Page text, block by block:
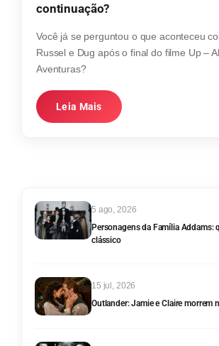
continuação?
Você já se perguntou o que aconteceu
Russel e Dug após o final do filme Up –
Aventuras?
Leia Mais
Personagens da Família Addams:
clássico
5 ago, 2026
Outlander: Jamie e Claire morrem
15 jul, 2026